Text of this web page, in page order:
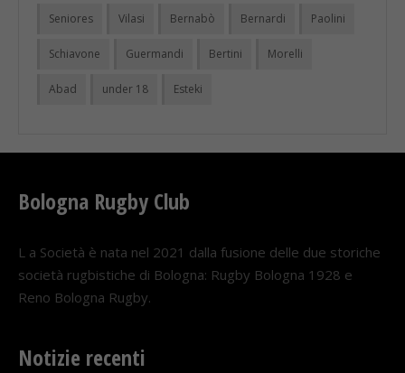
Seniores Vilasi Bernabò Bernardi Paolini
Schiavone Guermandi Bertini Morelli
Abad under 18 Esteki
Bologna Rugby Club
L a Società è nata nel 2021 dalla fusione delle due storiche
società rugbistiche di Bologna: Rugby Bologna 1928 e
Reno Bologna Rugby.
Notizie recenti